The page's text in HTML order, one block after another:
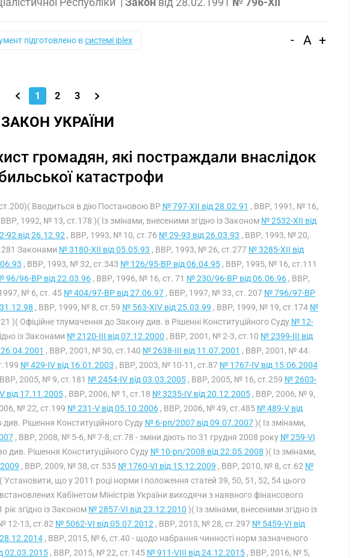
підготовлено всистемі iplex - A +
1 2 3
ЗАКОН УКРАЇНИ
громадян, які постраждали внаслідок
катастрофи
Вводиться в дію Постановою ВР № 797-XII від 28.02.91 , ВВР, 1991, № 16,
ВВР, 1992, № 13, ст.178 )( Із змінами, внесеними згідно із Законом № 2532-XII від
92 від 26.12.92 , ВВР, 1993, № 10, ст.76 № 29-93 від 26.03.93 , ВВР, 1993, № 20,
Законами № 3180-XII від 05.05.93 , ВВР, 1993, № 26, ст.277 № 3285-XII від
, ВВР, 1993, № 32, ст.343 № 126/95-ВР від 06.04.95, ВВР, 1995, № 16, ст.111
96/96-ВР від 22.03.96 , ВВР, 1996, № 16, ст. 71 № 230/96-ВР від 06.06.96 , ВВР,
№ 6, ст. 45 № 404/97-ВР від 27.06.97 , ВВР, 1997, № 33, ст. 207 № 796/97-ВР
, ВВР, 1999, № 8, ст.59 № 563-XIV від 25.03.99 , ВВР, 1999, № 19, ст.174 №
)( Офіційне тлумачення до Закону див. в Рішенні Конституційного Суду № 12-
із Законами № 2120-III від 07.12.2000 , ВВР, 2001, № 2-3, ст.10 № 2399-III від
, ВВР, 2001, № 30, ст.140 № 2638-III від 11.07.2001 , ВВР, 2001, № 44.
№ 429-IV від 16.01.2003 , ВВР, 2003, № 10-11, ст.87 № 1767-IV від 15.06.2004
2005, № 9, ст.181 № 2454-IV від 03.03.2005, ВВР, 2005, № 16, ст.259 № 2603-
від 17.11.2005, ВВР, 2006, № 1, ст.18 № 3235-IV від 20.12.2005, ВВР, 2006, № 9,
№ 22, ст.199 № 231-V від 05.10.2006, ВВР, 2006, № 49, ст.485 № 489-V від
Рішення Конституційного Суду № 6-рп/2007 від 09.07.2007)( Із змінами,
, ВВР, 2008, № 5-6, № 7-8, ст.78 - зміни діють по 31 грудня 2008 року № 259-VI
див. Рішення Конституційного Суду № 10-рп/2008 від 22.05.2008 )( Із змінами,
, ВВР, 2009, № 38, ст.535 № 1760-VI від 15.12.2009 , ВВР, 2010, № 8, ст.62 №
що у 2011 році норми і положення статей 39, 50, 51, 52, 54 цього
Кабінетом Міністрів України виходячи з наявного фінансового
згідно із Законом № 2857-VI від 23.12.2010 )( Із змінами, внесеними згідно із
12-13, ст.82 № 5062-VI від 05.07.2012 , ВВР, 2013, № 28, ст.297 № 5459-VI від
, ВВР, 2015, № 6, ст.40 - щодо набрання чинності норм зазначеного
02.03.2015, ВВР, 2015, № 22, ст.145 № 911-VIII від 24.12.2015, ВВР, 2016, № 5,